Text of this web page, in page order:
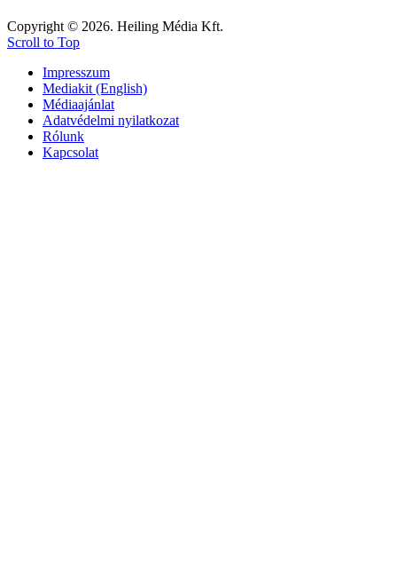
Copyright © 2026. Heiling Média Kft.
Scroll to Top
Impresszum
Mediakit (English)
Médiaajánlat
Adatvédelmi nyilatkozat
Rólunk
Kapcsolat